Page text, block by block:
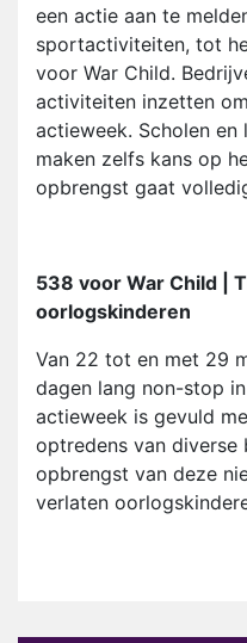
een actie aan te
sportactiviteiten, tot
voor War Child.
activiteiten inzetten
actieweek. Scholen
maken zelfs kans op
opbrengst gaat
538 voor War Child |
oorlogskinderen
Van 22 tot en met 29
dagen lang non-stop
actieweek is gevuld
optredens van diverse
opbrengst van deze
verlaten